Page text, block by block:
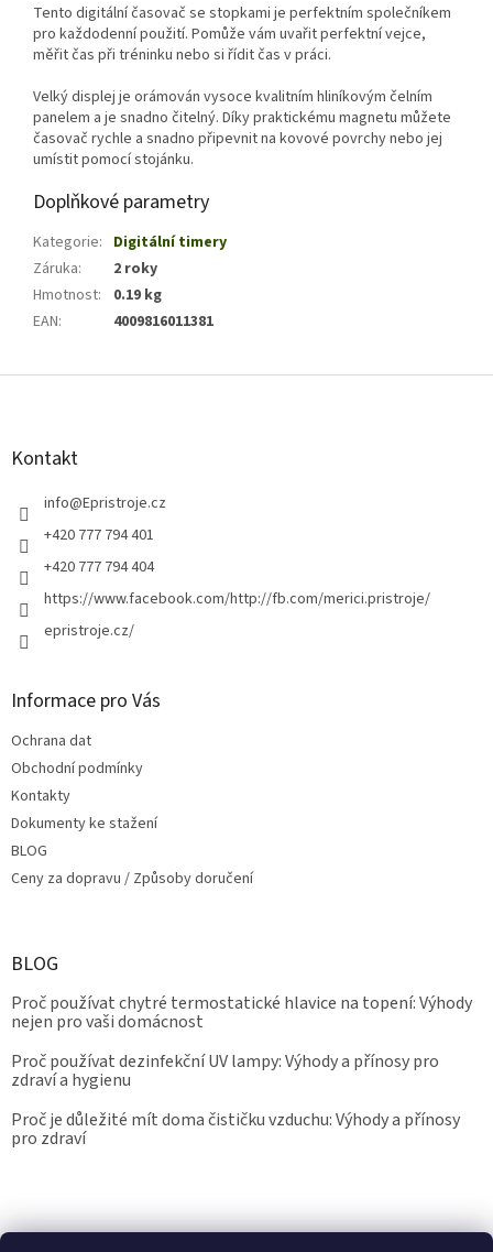
Tento digitální časovač se stopkami je perfektním společníkem
pro každodenní použití. Pomůže vám uvařit perfektní vejce,
měřit čas při tréninku nebo si řídit čas v práci.
Velký displej je orámován vysoce kvalitním hliníkovým čelním
panelem a je snadno čitelný. Díky praktickému magnetu můžete
časovač rychle a snadno připevnit na kovové povrchy nebo jej
umístit pomocí stojánku.
Doplňkové parametry
Kategorie: Digitální timery
Záruka:
2 roky
Hmotnost:
0.19 kg
EAN: 4009816011381
Z
Kontakt
info@Epristroje.cz
+420 777 794 401
+420 777 794 404
https://www.facebook.com/http://fb.com/merici.pristroje/
epristroje.cz/
Informace pro Vás
Ochrana dat
Obchodní podmínky
Kontakty
Dokumenty ke stažení
BLOG
Ceny za dopravu / Způsoby doručení
BLOG
Proč používat chytré termostatické hlavice na topení: Výhody
nejen pro vaši domácnost
Proč používat dezinfekční UV lampy: Výhody a přínosy pro
zdraví a hygienu
Proč je důležité mít doma čističku vzduchu: Výhody a přínosy
pro zdraví